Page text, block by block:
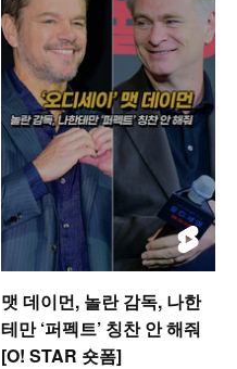
맷 데이먼, 놀란 감독, 나한
테만 ‘퍼펙트’ 칭찬 안 해줘
[O! STAR 숏폼]